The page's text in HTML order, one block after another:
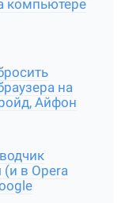
компьютере
на
Айфон
в Opera